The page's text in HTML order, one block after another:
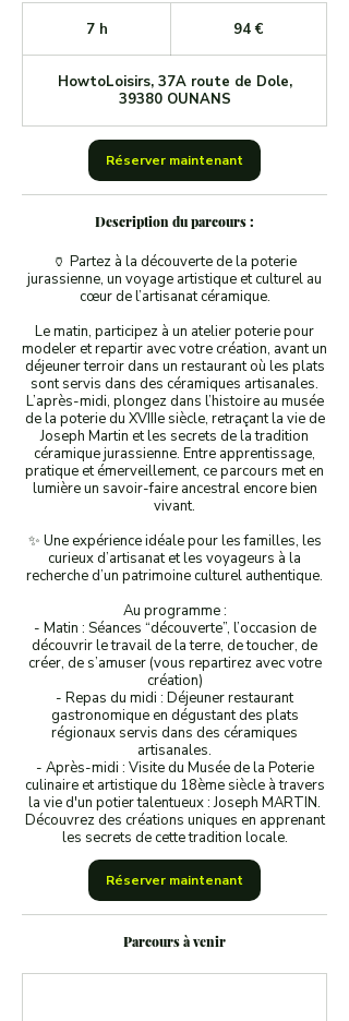
7 h 94 €
HowtoLoisirs, 37A route de Dole,
39380 OUNANS
Réserver maintenant
Description du parcours :
🏺 Partez à la découverte de la poterie
jurassienne, un voyage artistique et culturel au
cœur de l’artisanat céramique.
Le matin, participez à un atelier poterie pour
modeler et repartir avec votre création, avant un
déjeuner terroir dans un restaurant où les plats
sont servis dans des céramiques artisanales.
L’après-midi, plongez dans l’histoire au musée
de la poterie du XVIIIe siècle, retraçant la vie de
Joseph Martin et les secrets de la tradition
céramique jurassienne. Entre apprentissage,
pratique et émerveillement, ce parcours met en
lumière un savoir-faire ancestral encore bien
vivant.
✨ Une expérience idéale pour les familles, les
curieux d’artisanat et les voyageurs à la
recherche d’un patrimoine culturel authentique.
Au programme :
- Matin : Séances “découverte”, l’occasion de
découvrir le travail de la terre, de toucher, de
créer, de s’amuser (vous repartirez avec votre
création)
- Repas du midi : Déjeuner restaurant
gastronomique en dégustant des plats
régionaux servis dans des céramiques
artisanales.
- Après-midi : Visite du Musée de la Poterie
culinaire et artistique du 18ème siècle à travers
la vie d'un potier talentueux : Joseph MARTIN.
Découvrez des créations uniques en apprenant
les secrets de cette tradition locale.
Réserver maintenant
Parcours à venir